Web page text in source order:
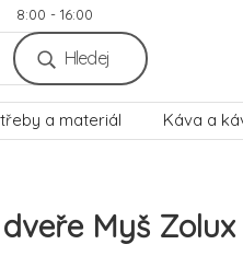
8:00 - 16:00
Hledej
a materiál Káva a
Myš Zolux